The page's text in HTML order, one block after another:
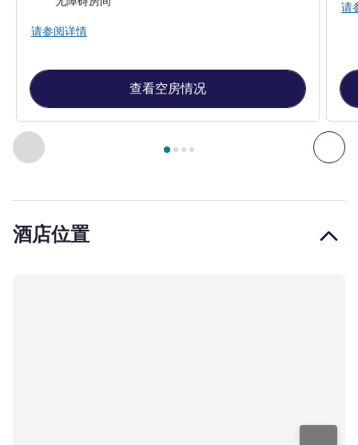
上一个 - 客房 下
第 页，共 , 客房 1 : 经典房，配备 1 张双人床和美丽
请参阅详情
查看空房情况
请
酒店位置